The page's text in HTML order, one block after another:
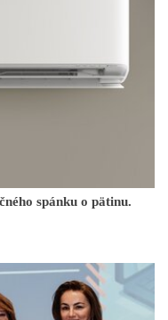
spánku o pätinu.